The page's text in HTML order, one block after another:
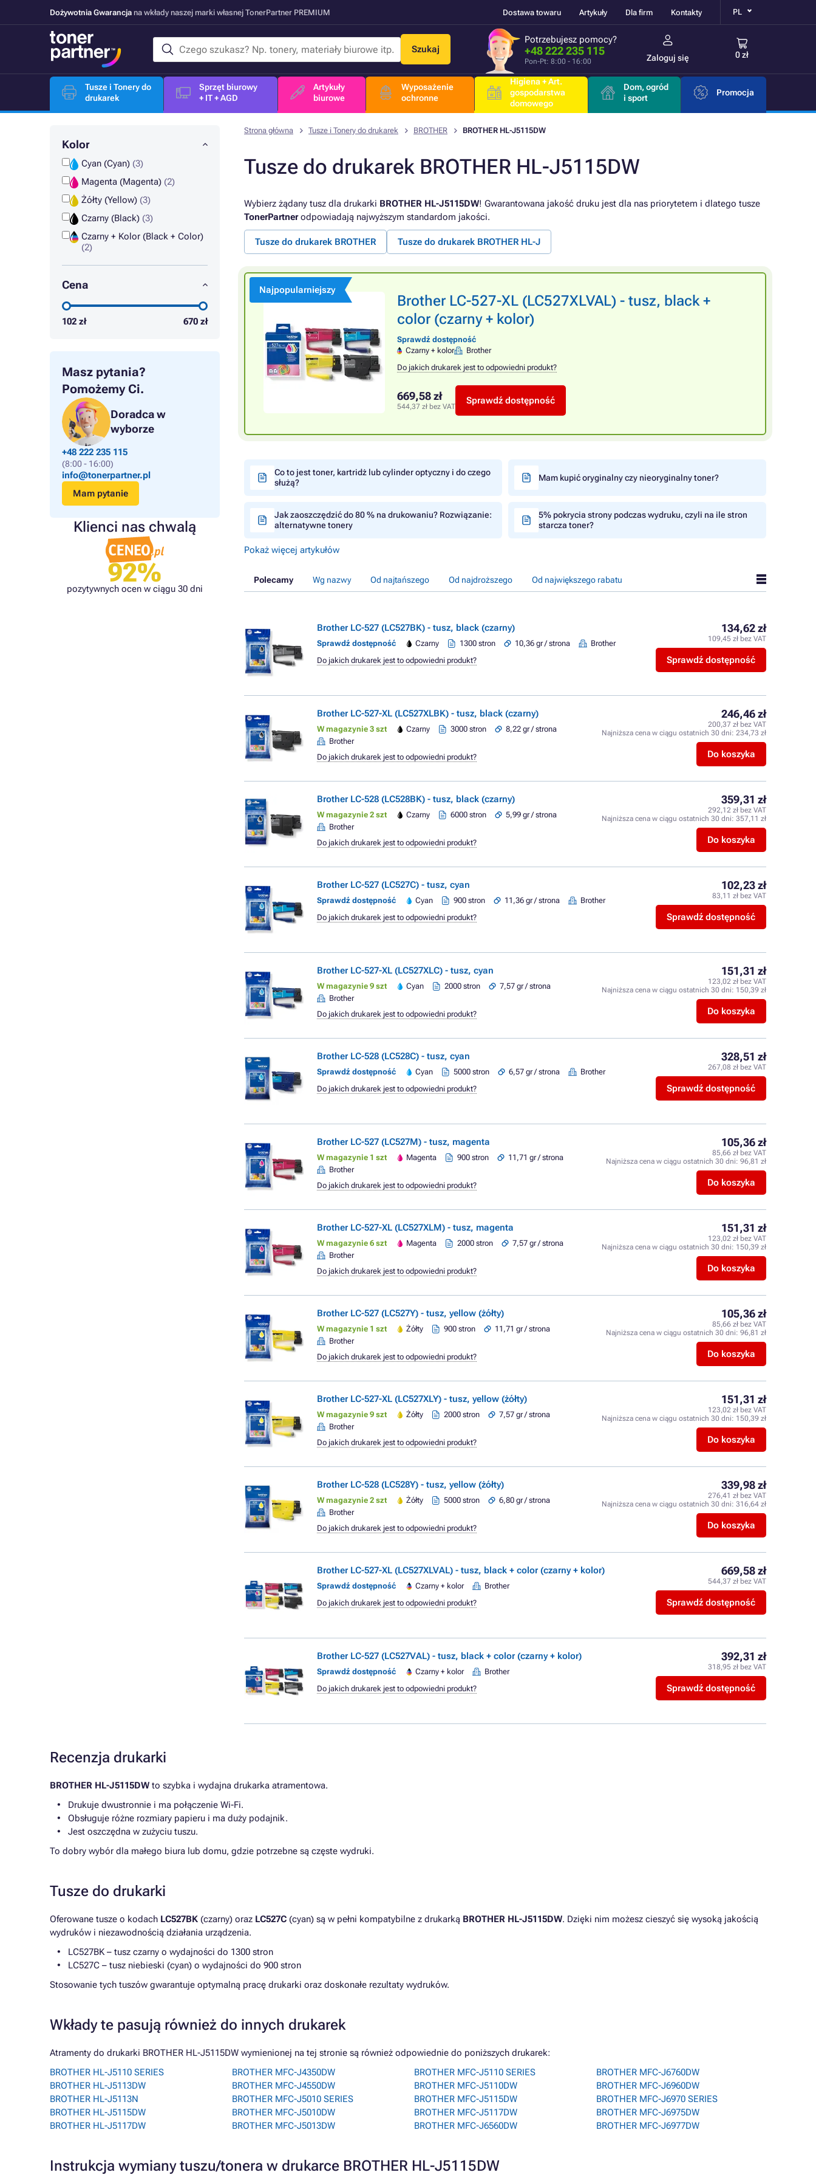
Dożywotnia Gwarancja na wkłady naszej marki własnej TonerPartner PREMIUM Dostawa towaru Artykuły Dla firm Kontakty PL
Szukaj
Potrzebujesz pomocy?
+48 222 235 115
Pon-Pt: 8:00 - 16:00 Zaloguj się 0 zł
Tusze i Tonery do
drukarek
Sprzęt biurowy
+ IT + AGD
Artykuły
biurowe
Wyposażenie
ochronne
Higiena + Art.
gospodarstwa
domowego
Dom, ogród
i sport
Promocja
Kolor
Cyan (Cyan) (3)
Magenta (Magenta) (2)
Żółty (Yellow) (3)
Czarny (Black) (3)
Czarny + Kolor (Black + Color)
(2)
Cena
102 zł 670 zł
Masz pytania?
Pomożemy Ci.
Doradca w
wyborze
+48 222 235 115
(8:00 - 16:00)
info@tonerpartner.pl
Mam pytanie
Klienci nas chwalą
92%
pozytywnych ocen w ciągu 30 dni
Strona główna Tusze i Tonery do drukarek BROTHER BROTHER HL-J5115DW
Tusze do drukarek BROTHER HL-J5115DW
Wybierz żądany tusz dla drukarki BROTHER HL-J5115DW! Gwarantowana jakość druku jest dla nas priorytetem i dlatego tusze
TonerPartnerodpowiadają najwyższym standardom jakości.
Tusze do drukarek BROTHER Tusze do drukarek BROTHER HL-J
Najpopularniejszy
Brother LC-527-XL (LC527XLVAL) - tusz, black +
color (czarny + kolor)
Sprawdź dostępność
Czarny + kolor
Brother
Do jakich drukarek jest to odpowiedni produkt?
669,58 zł
544,37 zł bez VAT
Sprawdź dostępność
Co to jest toner, kartridż lub cylinder optyczny i do czego
służą?
Mam kupić oryginalny czy nieoryginalny toner?
Jak zaoszczędzić do 80 % na drukowaniu? Rozwiązanie:
alternatywne tonery
5% pokrycia strony podczas wydruku, czyli na ile stron
starcza toner?
Pokaż więcej artykułów
Polecamy Wg nazwy Od najtańszego Od najdroższego Od największego rabatu
Brother LC-527 (LC527BK) - tusz, black (czarny)
Sprawdź dostępność Czarny 1300 stron 10,36 gr / strona Brother
134,62 zł
109,45 zł bez VAT
Sprawdź dostępność
Do jakich drukarek jest to odpowiedni produkt?
Brother LC-527-XL (LC527XLBK) - tusz, black (czarny)
W magazynie 3 szt Czarny 3000 stron
8,22 gr / strona
Brother
246,46 zł
200,37 zł bez VAT
Najniższa cena w ciągu ostatnich 30 dni: 234,73 zł
Do koszyka
Do jakich drukarek jest to odpowiedni produkt?
Brother LC-528 (LC528BK) - tusz, black (czarny)
W magazynie 2 szt Czarny 6000 stron
5,99 gr / strona
Brother
359,31 zł
292,12 zł bez VAT
Najniższa cena w ciągu ostatnich 30 dni: 357,11 zł
Do koszyka
Do jakich drukarek jest to odpowiedni produkt?
Brother LC-527 (LC527C) - tusz, cyan
Sprawdź dostępność Cyan 900 stron 11,36 gr / strona Brother
102,23 zł
83,11 zł bez VAT
Sprawdź dostępność
Do jakich drukarek jest to odpowiedni produkt?
Brother LC-527-XL (LC527XLC) - tusz, cyan
W magazynie 9 szt Cyan 2000 stron
7,57 gr / strona
Brother
151,31 zł
123,02 zł bez VAT
Najniższa cena w ciągu ostatnich 30 dni: 150,39 zł
Do koszyka
Do jakich drukarek jest to odpowiedni produkt?
Brother LC-528 (LC528C) - tusz, cyan
Sprawdź dostępność Cyan 5000 stron 6,57 gr / strona Brother
328,51 zł
267,08 zł bez VAT
Sprawdź dostępność
Do jakich drukarek jest to odpowiedni produkt?
Brother LC-527 (LC527M) - tusz, magenta
W magazynie 1 szt Magenta 900 stron
11,71 gr / strona
Brother
105,36 zł
85,66 zł bez VAT
Najniższa cena w ciągu ostatnich 30 dni: 96,81 zł
Do koszyka
Do jakich drukarek jest to odpowiedni produkt?
Brother LC-527-XL (LC527XLM) - tusz, magenta
W magazynie 6 szt Magenta 2000 stron
7,57 gr / strona
Brother
151,31 zł
123,02 zł bez VAT
Najniższa cena w ciągu ostatnich 30 dni: 150,39 zł
Do koszyka
Do jakich drukarek jest to odpowiedni produkt?
Brother LC-527 (LC527Y) - tusz, yellow (żółty)
W magazynie 1 szt Żółty 900 stron
11,71 gr / strona
Brother
105,36 zł
85,66 zł bez VAT
Najniższa cena w ciągu ostatnich 30 dni: 96,81 zł
Do koszyka
Do jakich drukarek jest to odpowiedni produkt?
Brother LC-527-XL (LC527XLY) - tusz, yellow (żółty)
W magazynie 9 szt Żółty 2000 stron
7,57 gr / strona
Brother
151,31 zł
123,02 zł bez VAT
Najniższa cena w ciągu ostatnich 30 dni: 150,39 zł
Do koszyka
Do jakich drukarek jest to odpowiedni produkt?
Brother LC-528 (LC528Y) - tusz, yellow (żółty)
W magazynie 2 szt Żółty 5000 stron
6,80 gr / strona
Brother
339,98 zł
276,41 zł bez VAT
Najniższa cena w ciągu ostatnich 30 dni: 316,64 zł
Do koszyka
Do jakich drukarek jest to odpowiedni produkt?
Brother LC-527-XL (LC527XLVAL) - tusz, black + color (czarny + kolor)
Sprawdź dostępność Czarny + kolor Brother
669,58 zł
544,37 zł bez VAT
Sprawdź dostępność
Do jakich drukarek jest to odpowiedni produkt?
Brother LC-527 (LC527VAL) - tusz, black + color (czarny + kolor)
Sprawdź dostępność Czarny + kolor Brother
392,31 zł
318,95 zł bez VAT
Sprawdź dostępność
Do jakich drukarek jest to odpowiedni produkt?
Recenzja drukarki
BROTHER HL-J5115DW to szybka i wydajna drukarka atramentowa.
Drukuje dwustronnie i ma połączenie Wi-Fi.
Obsługuje różne rozmiary papieru i ma duży podajnik.
Jest oszczędna w zużyciu tuszu.
To dobry wybór dla małego biura lub domu, gdzie potrzebne są częste wydruki.
Tusze do drukarki
Oferowane tusze o kodach LC527BK (czarny) oraz LC527C (cyan) są w pełni kompatybilne z drukarką BROTHER HL-J5115DW. Dzięki nim możesz cieszyć się wysoką jakością
wydruków i niezawodnością działania urządzenia.
LC527BK – tusz czarny o wydajności do 1300 stron
LC527C – tusz niebieski (cyan) o wydajności do 900 stron
Stosowanie tych tuszów gwarantuje optymalną pracę drukarki oraz doskonałe rezultaty wydruków.
Wkłady te pasują również do innych drukarek
Atramenty do drukarki BROTHER HL-J5115DW wymienionej na tej stronie są również odpowiednie do poniższych drukarek:
BROTHER HL-J5110 SERIES
BROTHER HL-J5113DW
BROTHER HL-J5113N
BROTHER HL-J5115DW
BROTHER HL-J5117DW
BROTHER MFC-J4350DW
BROTHER MFC-J4550DW
BROTHER MFC-J5010 SERIES
BROTHER MFC-J5010DW
BROTHER MFC-J5013DW
BROTHER MFC-J5110 SERIES
BROTHER MFC-J5110DW
BROTHER MFC-J5115DW
BROTHER MFC-J5117DW
BROTHER MFC-J6560DW
BROTHER MFC-J6760DW
BROTHER MFC-J6960DW
BROTHER MFC-J6970 SERIES
BROTHER MFC-J6975DW
BROTHER MFC-J6977DW
Instrukcja wymiany tuszu/tonera w drukarce BROTHER HL-J5115DW